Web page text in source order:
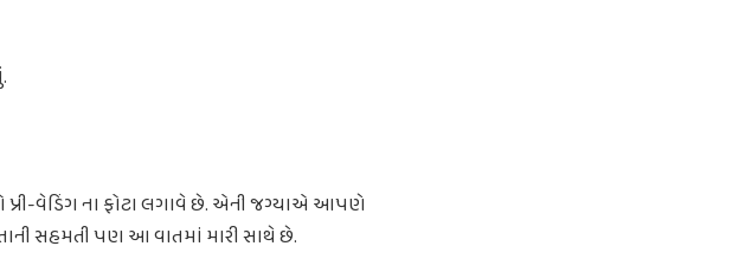
પ્રી-વેડિંગ ના ફોટા લગાવે છે. એની જગ્યાએ આપણે
સહમતી પણ આ વાતમાં મારી સાથે છે.